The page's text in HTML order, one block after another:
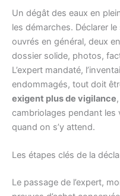
Un dégât des eaux en
les démarches. Déclarer
ouvrés en général, deux
dossier solide, photos,
L’expert mandaté,
endommagés, tout doit
exigent plus de vigilance
cambriolages pendant les
quand on s’y attend.
Les étapes clés de la
Le passage de l’expert,